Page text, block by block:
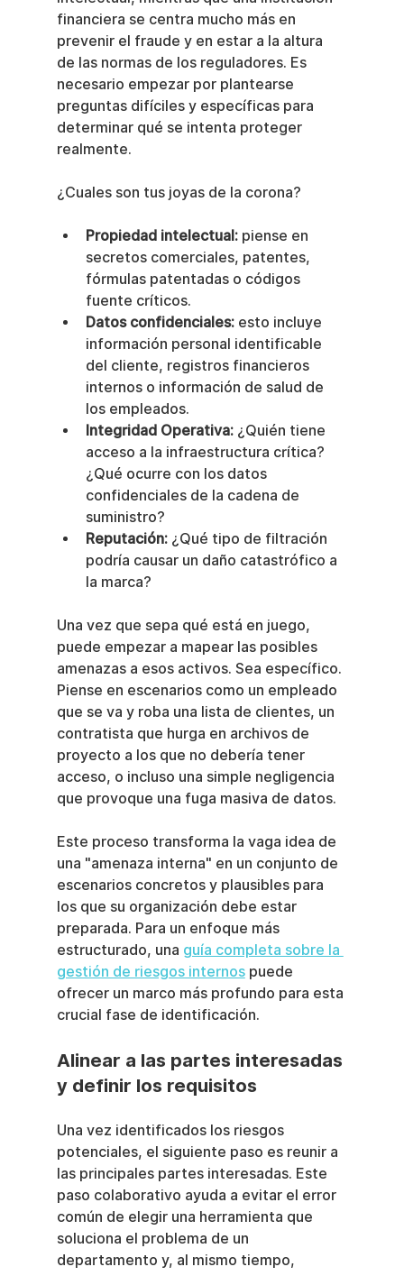
financiera se centra mucho más en
prevenir el fraude y en estar a la altura
de las normas de los reguladores. Es
necesario empezar por plantearse
preguntas difíciles y específicas para
determinar qué se intenta proteger
realmente.
¿Cuales son tus joyas de la corona?
Propiedad intelectual: piense en
secretos comerciales, patentes,
fórmulas patentadas o códigos
fuente críticos.
Datos confidenciales: esto incluye
información personal identificable
del cliente, registros financieros
internos o información de salud de
los empleados.
Integridad Operativa: ¿Quién tiene
acceso a la infraestructura crítica?
¿Qué ocurre con los datos
confidenciales de la cadena de
suministro?
Reputación: ¿Qué tipo de filtración
podría causar un daño catastrófico a
la marca?
Una vez que sepa qué está en juego,
puede empezar a mapear las posibles
amenazas a esos activos. Sea específico.
Piense en escenarios como un empleado
que se va y roba una lista de clientes, un
contratista que hurga en archivos de
proyecto a los que no debería tener
acceso, o incluso una simple negligencia
que provoque una fuga masiva de datos.
Este proceso transforma la vaga idea de
una "amenaza interna" en un conjunto de
escenarios concretos y plausibles para
los que su organización debe estar
preparada. Para un enfoque más
estructurado, una guía completa sobre la
gestión de riesgos internos puede
ofrecer un marco más profundo para esta
crucial fase de identificación.
Alinear a las partes interesadas
y definir los requisitos
Una vez identificados los riesgos
potenciales, el siguiente paso es reunir a
las principales partes interesadas. Este
paso colaborativo ayuda a evitar el error
común de elegir una herramienta que
soluciona el problema de un
departamento y, al mismo tiempo,